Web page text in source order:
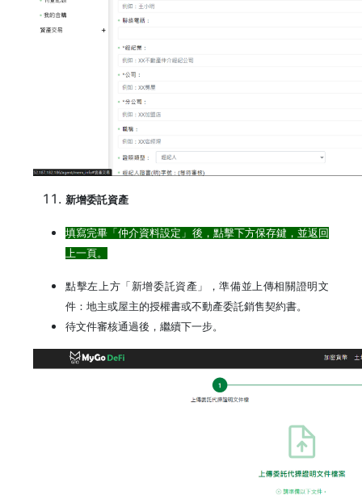
新增委託資產
填寫完畢「仲介資料設定」後，點擊下方保存鍵，並返回
上一頁。
點擊左上方「新增委託資產」，準備並上傳相關證明文
件：地主或屋主的授權書或不動產委託銷售契約書。
待文件審核通過後，繼續下一步。